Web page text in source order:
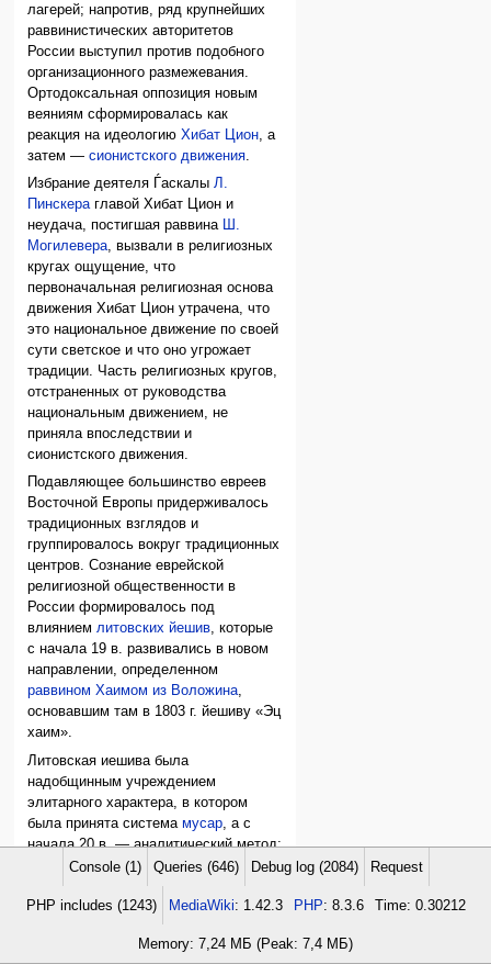
лагерей; напротив, ряд крупнейших
раввинистических авторитетов
России выступил против подобного
организационного размежевания.
Ортодоксальная оппозиция новым
веяниям сформировалась как
реакция на идеологиюХибат Цион , а
затем —сионистского движения
Избрание деятеля ЃаскалыЛ.
Пинскераглавой Хибат Цион и
неудача, постигшая раввина Ш.
Могилевера, вызвали в религиозных
кругах ощущение, что
первоначальная религиозная основа
движения Хибат Цион утрачена, что
это национальное движение по своей
сути светское и что оно угрожает
традиции. Часть религиозных кругов,
отстраненных от руководства
национальным движением, не
приняла впоследствии и
сионистского движения.
Подавляющее большинство евреев
Восточной Европы придерживалось
традиционных взглядов и
группировалось вокруг традиционных
центров. Сознание еврейской
религиозной общественности в
России формировалось под
влияниемлитовских йешив, которые
с начала 19 в. развивались в новом
направлении, определенном
раввином Хаимом из Воложина,
основавшим там в 1803 г. йешиву «Эц
хаим».
Литовская иешива была
надобщинным учреждением
элитарного характера, в котором
была принята системамусар , а с
начала 20 в. — аналитический метод;
ученые — главы йешив имашгихимв
йешивот-мусар — сформировали
характер религиозной общины в
соответствии с традиционной
иерархией ценностей в противовес
Console (1) Queries (646) Debug log (2084) Request
PHP includes (1243) MediaWiki: 1.42.3 PHP: 8.3.6 Time: 0.30212
Memory: 7,24 МБ (Peak: 7,4 МБ)